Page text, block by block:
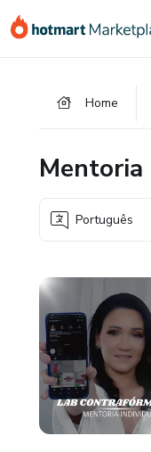
para
para
para
Home
Mentoria
Português